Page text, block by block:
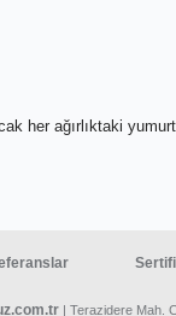
her ağırlıktaki
| Terazidere Mah.